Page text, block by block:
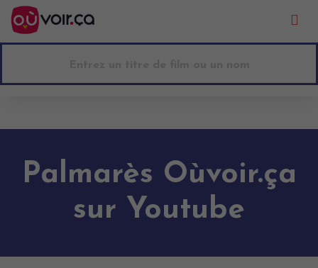
Go to main content
Palmarès Oùvoir.ça
sur Youtube